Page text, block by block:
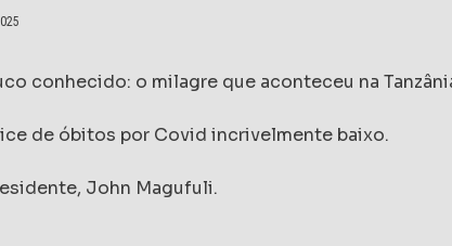
conhecido: o milagre que aconteceu na
de óbitos por Covid incrivelmente baixo.
John Magufuli.